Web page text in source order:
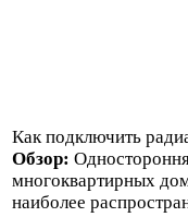
Как подключить
Обзор:
многоквартирных
наиболее